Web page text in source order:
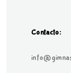
Contacto: